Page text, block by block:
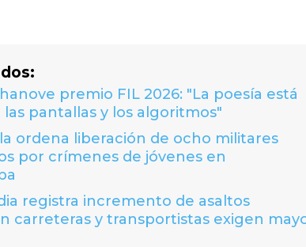
premio FIL 2026: "La poesía está
las pantallas y los algoritmos"
ordena liberación de ocho militares
por crímenes de jóvenes en
registra incremento de asaltos
carreteras y transportistas exigen